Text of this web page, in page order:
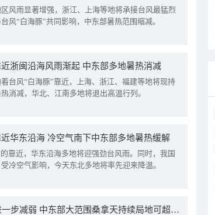
风雨显著增强，浙江、上海等地将承接台风最猛烈
风“白海豚”共同影响，中东部暑热范围缩减。
浙闽沿海风雨渐起 中东部多地暑热消减
台风“白海豚”靠近，上海、浙江、福建等地将现持
消减，华北、江南多地将退出高温行列。
华东沿海 冷空气南下中东部多地暑热缓解
靠近，华东沿海多地将迎强劲台风雨。同时，我国
冷空气影响，今天东北多地将率先迎来降温。
我国降雨强度进一步减弱 中东部大范围桑拿天持续局地可超38℃